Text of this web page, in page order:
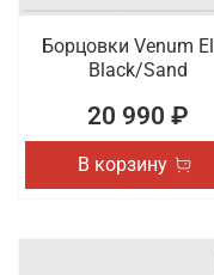
Борцовки Venum
Black/Sand
20 990 ₽
В корзину